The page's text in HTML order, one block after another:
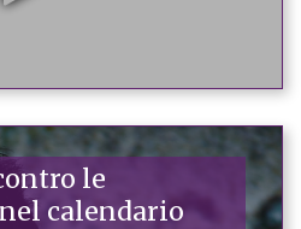
le
calendario